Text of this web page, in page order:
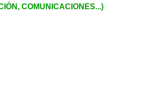
COMUNICACIONES...)